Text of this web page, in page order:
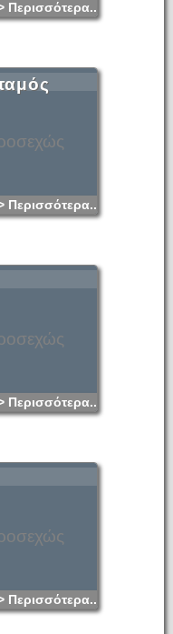
Περισσότερα...
Περισσότερα...
Περισσότερα...
Περισσότερα...